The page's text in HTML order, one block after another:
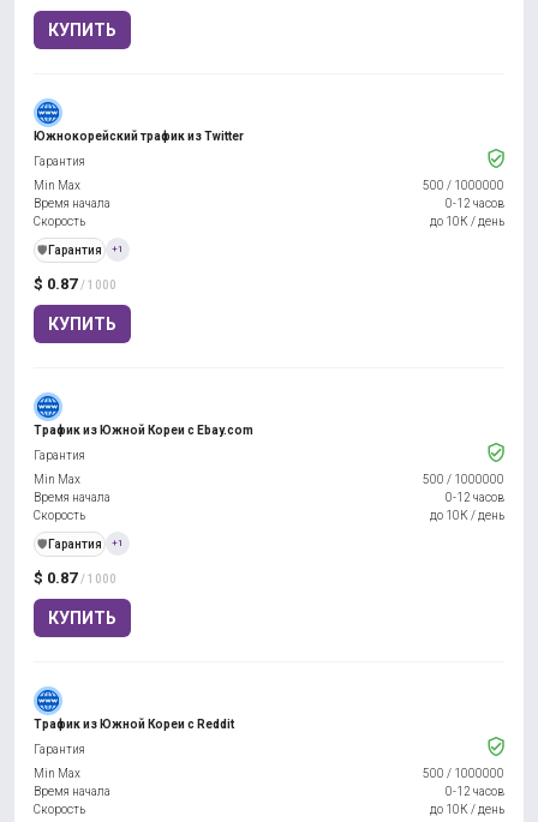
КУПИТЬ
Южнокорейский трафик из Twitter
$ 0.87 / 1000
КУПИТЬ
Гарантия
Min Max
500 / 1000000
Время начала
0-12 часов
Скорость
до 10К / день
️🛡️ Гарантия +1
Трафик из Южной Кореи с Ebay.com
$ 0.87 / 1000
КУПИТЬ
Гарантия
Min Max
500 / 1000000
Время начала
0-12 часов
Скорость
до 10К / день
️🛡️ Гарантия +1
Трафик из Южной Кореи с Reddit
Гарантия
Min Max
500 / 1000000
Время начала
0-12 часов
Скорость
до 10К / день